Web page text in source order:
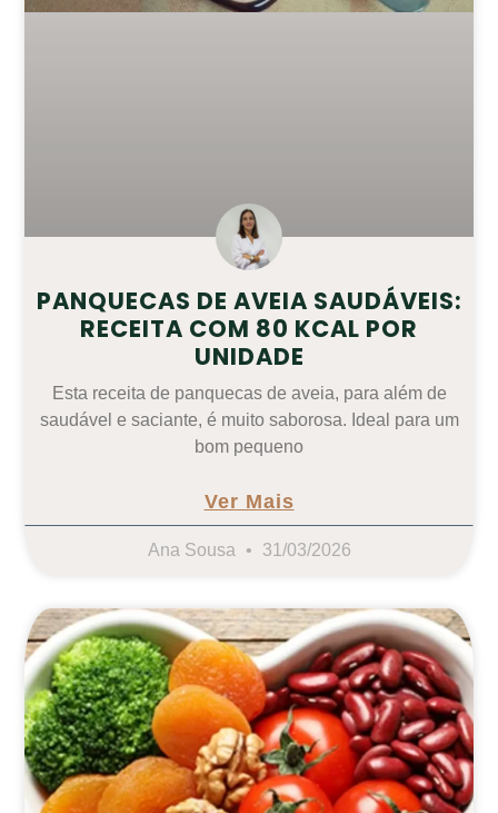
PANQUECAS DE AVEIA SAUDÁVEIS:
RECEITA COM 80 KCAL POR
UNIDADE
Esta receita de panquecas de aveia, para além de
saudável e saciante, é muito saborosa. Ideal para um
bom pequeno
Ver Mais
Ana Sousa 31/03/2026